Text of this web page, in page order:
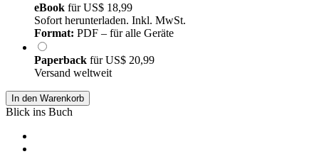
eBook fürUS$ 18,99
Sofort herunterladen. Inkl. MwSt.
Format: PDF – für alle Geräte
Paperback fürUS$ 20,99
Versand weltweit
In den Warenkorb
Blick ins Buch